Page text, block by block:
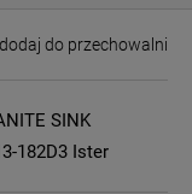
dodaj do przechowalni
SINK
182D3 Ister